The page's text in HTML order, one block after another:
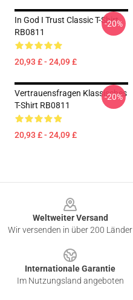
In God I Trust Classic T-Shirt
RB0811
20,93 £ - 24,09 £
-20%
Vertrauensfragen Klassisches
T-Shirt RB0811
20,93 £ - 24,09 £
-20%
Weltweiter Versand
Wir versenden in über 200 Länder
Internationale Garantie
Im Nutzungsland angeboten